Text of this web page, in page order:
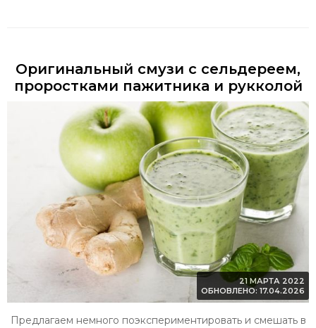
Оригинальный смузи с сельдереем,
проростками пажитника и рукколой
21 МАРТА 2022
ОБНОВЛЕНО: 17.04.2026
Предлагаем немного поэкспериментировать и смешать в